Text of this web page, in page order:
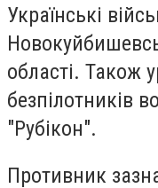
Українські
області. Також
безпілотників
"Рубікон".
Противник